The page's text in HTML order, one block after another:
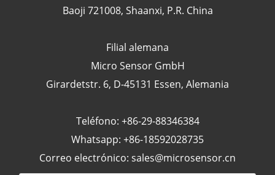
Baoji 721008, Shaanxi, P.R. China
Filial alemana
Micro Sensor GmbH
Girardetstr. 6, D-45131 Essen, Alemania
Teléfono: +86-29-88346384
Whatsapp: +86-18592028735
Correo electrónico: sales@microsensor.cn